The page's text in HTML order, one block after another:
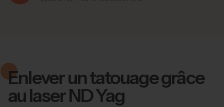
Enlever un tatouage grâce
au laser ND Yag